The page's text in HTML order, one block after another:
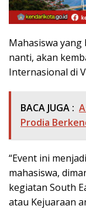
Mahasiswa
nanti, akan
Internasional di
BACA JUGA :
Prodia
“Event ini
mahasiswa,
kegiatan South
atau Kejuaraan